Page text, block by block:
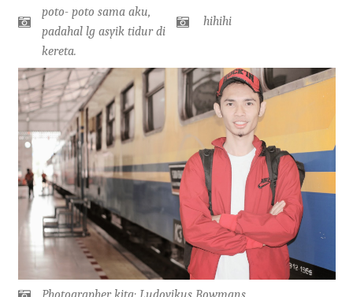
poto- poto sama aku,
padahal lg asyik tidur di
kereta.
hihihi